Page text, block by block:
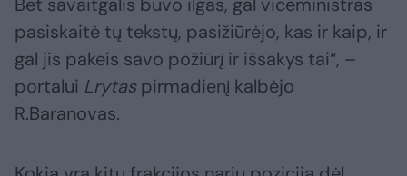
Bet savaitgalis buvo ilgas, gal viceministras
pasiskaitė tų tekstų, pasižiūrėjo, kas ir kaip, ir
gal jis pakeis savo požiūrį ir išsakys tai“, –
portalui Lrytaspirmadienį kalbėjo
R.Baranovas.